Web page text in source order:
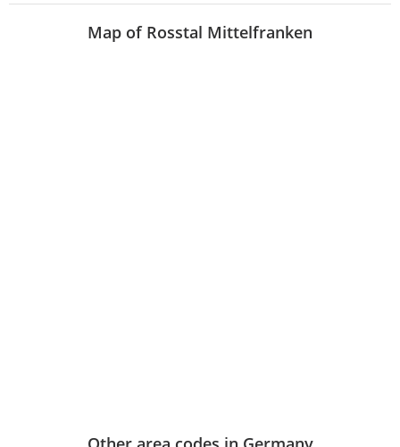
Map of Rosstal Mittelfranken